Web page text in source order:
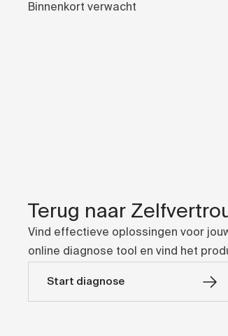
Binnenkort verwacht
Terug naar
Vind effectieve oplossingen voor
online diagnose tool en vind het
Start diagnose